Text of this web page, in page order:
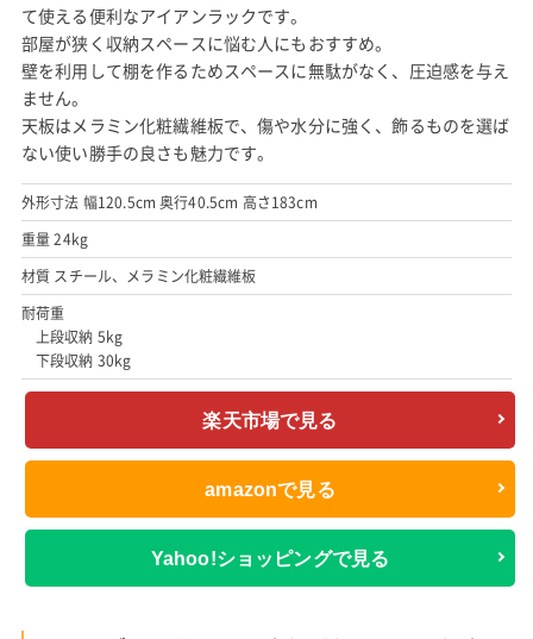
て使える便利なアイアンラックです。
部屋が狭く収納スペースに悩む人にもおすすめ。
壁を利用して棚を作るためスペースに無駄がなく、圧迫感を与え
ません。
天板はメラミン化粧繊維板で、傷や水分に強く、飾るものを選ば
ない使い勝手の良さも魅力です。
外形寸法 幅120.5cm 奥行40.5cm 高さ183cm
重量 24kg
材質 スチール、メラミン化粧繊維板
耐荷重
上段収納 5kg
下段収納 30kg
楽天市場で見る
amazonで見る
Yahoo!ショッピングで見る